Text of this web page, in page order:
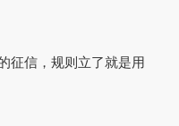
征信，规则立了就是用